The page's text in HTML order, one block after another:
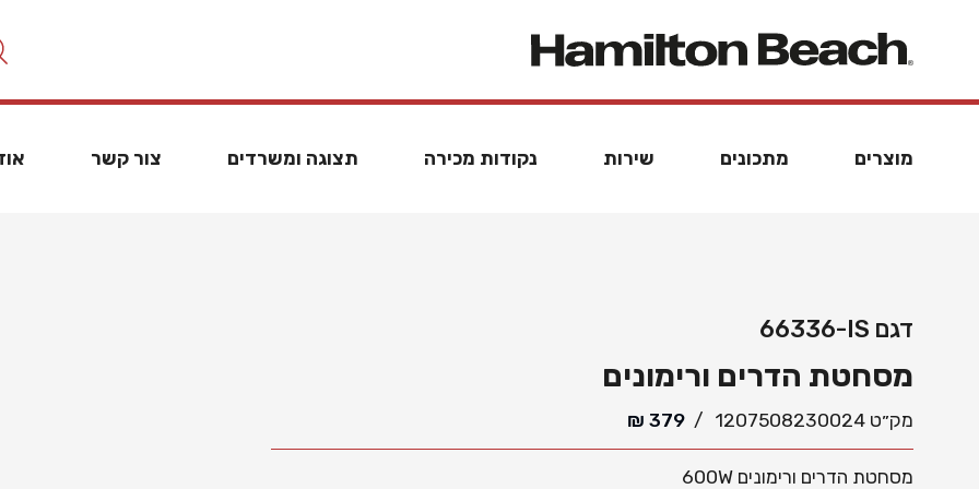
מוצרים מתכונים שירות נקודות מכירה תצוגה ומשרדים צור קשר
דגם 66336-IS
מסחטת הדרים ורימונים
מק״ט 1207508230024
/
379
₪
מסחטת הדרים ורימונים 600W